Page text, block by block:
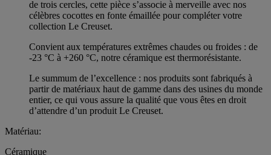
de trois cercles, cette pièce s’associe à merveille avec nos
célèbres cocottes en fonte émaillée pour compléter votre
collection Le Creuset.
Convient aux températures extrêmes chaudes ou froides : de
-23 °C à +260 °C, notre céramique est thermorésistante.
Le summum de l’excellence : nos produits sont fabriqués à
partir de matériaux haut de gamme dans des usines du monde
entier, ce qui vous assure la qualité que vous êtes en droit
d’attendre d’un produit Le Creuset.
Matériau:
Céramique